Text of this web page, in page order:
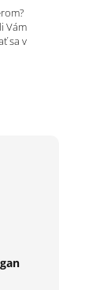
Vám
sa v